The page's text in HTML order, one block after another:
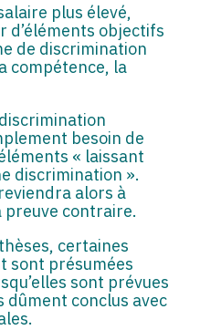
plus élevé,
d’éléments objectifs
de discrimination
compétence, la
besoin de
« laissant
discrimination ».
alors à
preuve contraire.
certaines
sont présumées
sont prévues
dûment conclus avec